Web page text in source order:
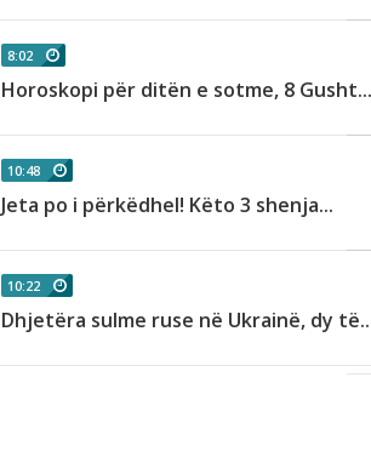
8:02
Horoskopi për ditën e sotme, 8 Gusht...
10:48
Jeta po i përkëdhel! Këto 3 shenja...
10:22
Dhjetëra sulme ruse në Ukrainë, dy